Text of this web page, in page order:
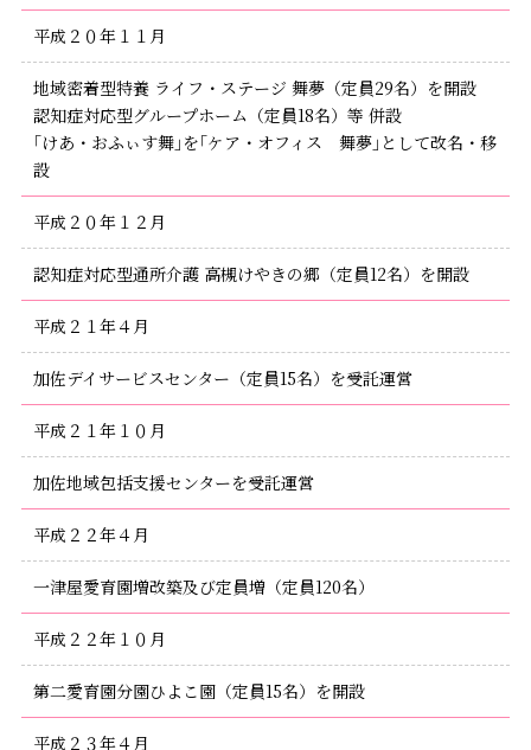
平成２０年１１月
地域密着型特養 ライフ・ステージ 舞夢（定員29名）を開設
認知症対応型グループホーム（定員18名）等 併設
｢けあ・おふぃす舞｣を｢ケア・オフィス 舞夢｣として改名・移
設
平成２０年１２月
認知症対応型通所介護 高槻けやきの郷（定員12名）を開設
平成２１年４月
加佐デイサービスセンター（定員15名）を受託運営
平成２１年１０月
加佐地域包括支援センターを受託運営
平成２２年４月
一津屋愛育園増改築及び定員増（定員120名）
平成２２年１０月
第二愛育園分園ひよこ園（定員15名）を開設
平成２３年４月